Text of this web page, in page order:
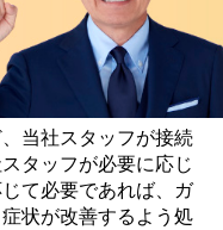
当社スタッフが接続
タッフが必要に応じ
て必要であれば、ガ
状が改善するよう処